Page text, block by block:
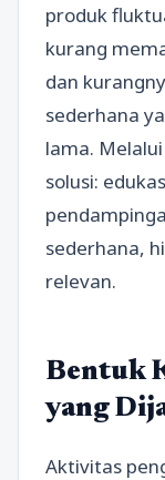
produk
kurang
dan
sederhana
lama.
solusi:
sederhana,
relevan.
Bentuk
yang
Aktivitas